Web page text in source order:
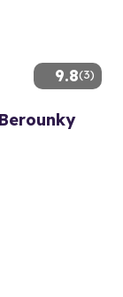
9.8(3)